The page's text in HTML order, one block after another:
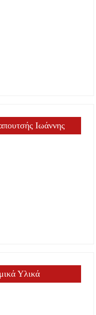
Ιωάννης
Υλικά